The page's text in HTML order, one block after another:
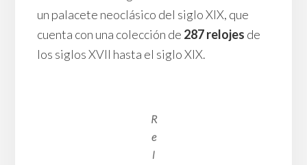
un palacete neoclásico del siglo XIX, que
cuenta con una colección de 287 relojes de
los siglos XVII hasta el siglo XIX.
R
e
l